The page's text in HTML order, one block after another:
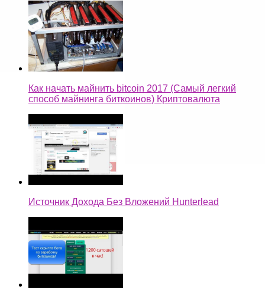
Как начать майнить bitcoin 2017 (Самый легкий
способ майнинга биткоинов) Криптовалюта
Источник Дохода Без Вложений Hunterlead